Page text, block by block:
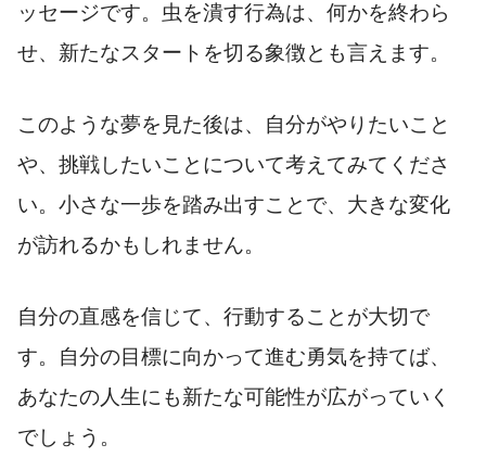
ッセージです。虫を潰す行為は、何かを終わら
せ、新たなスタートを切る象徴とも言えます。
このような夢を見た後は、自分がやりたいこと
や、挑戦したいことについて考えてみてくださ
い。小さな一歩を踏み出すことで、大きな変化
が訪れるかもしれません。
自分の直感を信じて、行動することが大切で
す。自分の目標に向かって進む勇気を持てば、
あなたの人生にも新たな可能性が広がっていく
でしょう。